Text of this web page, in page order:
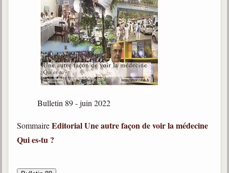
Bulletin 89 - juin 2022
SommaireEditorialUne autre façon de voir la médecine
Qui es-tu ?